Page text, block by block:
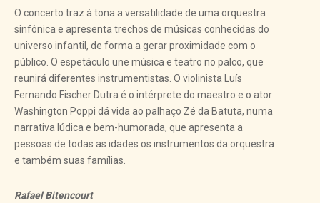
O concerto traz à tona a versatilidade de uma orquestra
sinfônica e apresenta trechos de músicas conhecidas do
universo infantil, de forma a gerar proximidade com o
público. O espetáculo une música e teatro no palco, que
reunirá diferentes instrumentistas. O violinista Luís
Fernando Fischer Dutra é o intérprete do maestro e o ator
Washington Poppi dá vida ao palhaço Zé da Batuta, numa
narrativa lúdica e bem-humorada, que apresenta a
pessoas de todas as idades os instrumentos da orquestra
e também suas famílias.
Rafael Bitencourt